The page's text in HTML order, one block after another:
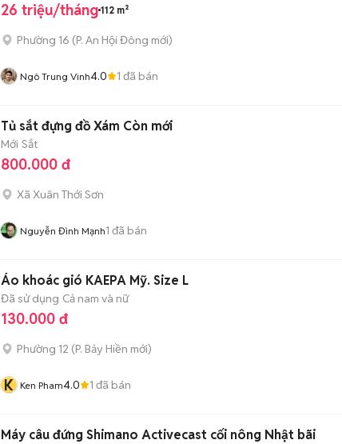
26 triệu/tháng 112 m²
Phường 16 (P. An Hội Đông mới)
Ngô Trung Vinh4.0 1 đã bán
Tủ sắt đựng đồ Xám Còn mới
Mới Sắt
800.000 đ
Xã Xuân Thới Sơn
Nguyễn Đình Mạnh1 đã bán
Áo khoác gió KAEPA Mỹ. Size L
Đã sử dụng Cả nam và nữ
130.000 đ
Phường 12 (P. Bảy Hiền mới)
K Ken Pham4.0 1 đã bán
Máy câu đứng Shimano Activecast cối nông Nhật bãi